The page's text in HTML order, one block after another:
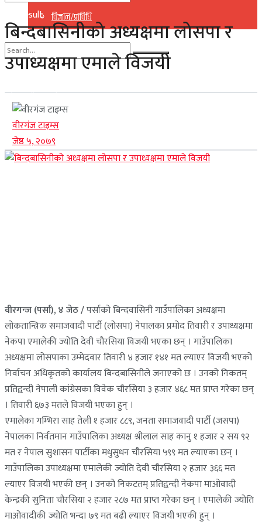
विज्ञान/प्राविधि
No Result
View All Result
No Result
View All Result
बिन्दबासिनीको अध्यक्षमा लोसपा र
उपाध्यक्षमा एमाले विजयी
वीरगंज टाइम्स
जेष्ठ ५, २०७९
वीरगन्ज (पर्सा), ४ जेठ /पर्साको बिन्दवासिनी गाउँपालिका अध्यक्षमा
लोकतान्त्रिक समाजवादी पार्टी (लोसपा) नेपालका प्रमोद तिवारी र उपाध्यक्षमा
नेकपा एमालेकी ज्योति देवी चौरसिया विजयी भएका छन् । गाउँपालिका
अध्यक्षमा लोसपाका उम्मेदवार तिवारी ४ हजार १४१ मत ल्याएर विजयी भएको
निर्वाचन अधिकृतको कार्यालय बिन्दबासिनीले जनाएको छ । उनको निकतम्
प्रतिद्वन्दी नेपाली कांग्रेसका विवेक चौरसिया ३ हजार ४६८ मत प्राप्त गरेका छन्
। तिवारी ६७३ मतले विजयी भएका हुन् ।
एमालेका गम्भिरा साह तेली १ हजार ८८९, जनता समाजवादी पार्टी (जसपा)
नेपालका निर्वतमान गाउँपालिका अध्यक्ष श्रीलाल साह कानु १ हजार २ सय ९२
मत र नेपाल सुशासन पार्टीका मधुसुधन चौरसिया ५९९ मत ल्याएका छन् ।
गाउँपालिका उपाध्यक्षमा एमालेकी ज्योति देवी चौरसिया २ हजार ३६६ मत
ल्याएर विजयी भएकी छन् । उनको निकटतम् प्रतिद्वन्दी नेकपा माओवादी
केन्द्रकी सुनिता चौरसिया २ हजार २८७ मत प्राप्त गरेका छन् । एमालेकी ज्योति
माओवादीकी ज्योति भन्दा ७९ मत बढी ल्याएर विजयी भएकी हुन् ।